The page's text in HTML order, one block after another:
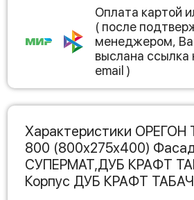
Оплата картой
( после
менеджером,
выслана ссылка
email )
Характеристики ОРЕГОН
800 (800х275х400)
СУПЕРМАТ,ДУБ КРАФТ
Корпус ДУБ КРАФТ